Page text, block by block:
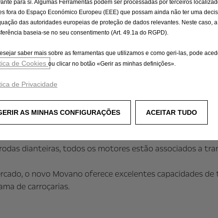
curva e a resistência
carregado. Um
recupera a energia
ainda mais a eficiência.
térmicas do novo Opel Movano posiciona-se
Os motores Diesel de 2,2 litros – todos
120 cv até 165 cv de potência. O elevado binário
dianteiras, todos os motores estão associados a
o novo Movano oferece excelentes capacidades
de carroçarias.
para si. Algumas Ferramentas podem ser processadas por terceiros
fora do Espaço Económico Europeu (EEE) que possam ainda não ter uma
das autoridades europeias de proteção de dados relevantes. Neste caso, a
baseia-se no seu consentimento (Art. 49.1a do RGPD).
saber mais sobre as ferramentas que utilizamos e como geri-las, pode
de Cookies ou clicar no botão «Gerir as minhas definições».
de Privacidade
GERIR AS MINHAS CONFIGURAÇÕES ACEITAR TUDO